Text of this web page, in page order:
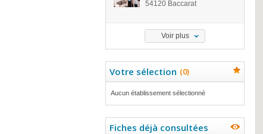
54120 Baccarat
Voir plus
Votre sélection (0)
Aucun établissement sélectionné
Fiches déjà consultées